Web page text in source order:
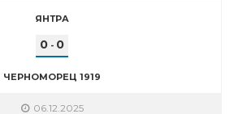
ЯНТРА
0 - 0
ЧЕРНОМОРЕЦ 1919
06.12.2025